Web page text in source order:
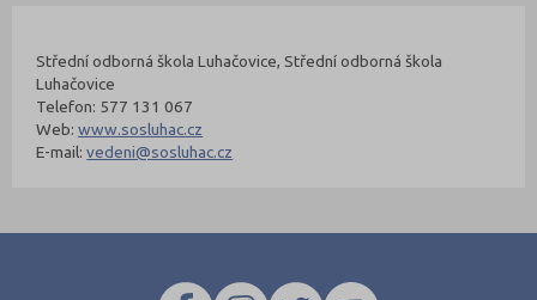
Střední odborná škola Luhačovice, Střední odborná škola
Luhačovice
Telefon: 577 131 067
Web:www.sosluhac.cz
E-mail:vedeni@sosluhac.cz